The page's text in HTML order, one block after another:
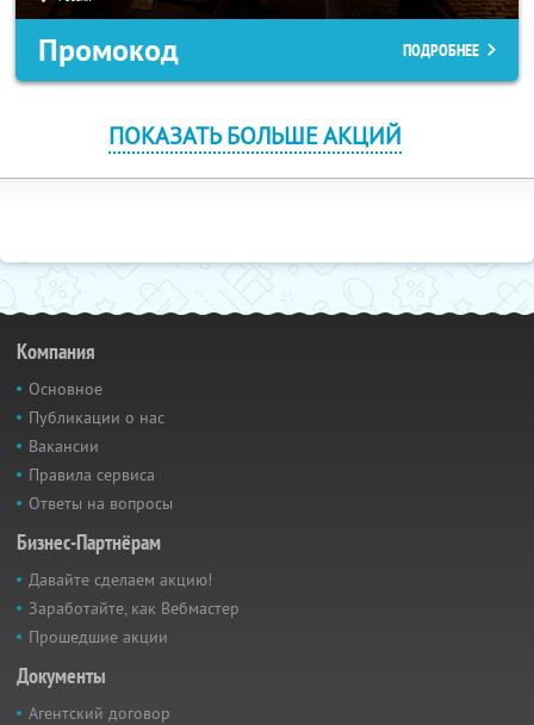
Промокод ПОДРОБНЕЕ
ПОКАЗАТЬ БОЛЬШЕ АКЦИЙ
Компания
Основное
Публикации о нас
Вакансии
Правила сервиса
Ответы на вопросы
Бизнес-Партнёрам
Давайте сделаем акцию!
Заработайте, как Вебмастер
Прошедшие акции
Документы
Агентский договор